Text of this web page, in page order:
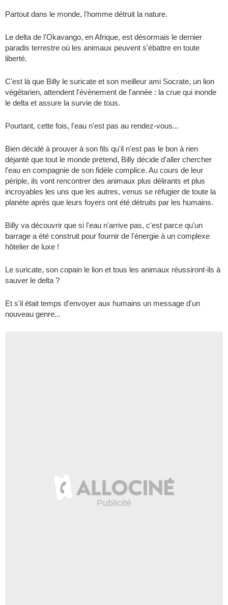
Partout dans le monde, l'homme détruit la nature.
Le delta de l'Okavango, en Afrique, est désormais le dernier
paradis terrestre où les animaux peuvent s'ébattre en toute
liberté.
C'est là que Billy le suricate et son meilleur ami Socrate, un lion
végétarien, attendent l'évènement de l'année : la crue qui inonde
le delta et assure la survie de tous.
Pourtant, cette fois, l'eau n'est pas au rendez-vous...
Bien décidé à prouver à son fils qu'il n'est pas le bon à rien
déjanté que tout le monde prétend, Billy décide d'aller chercher
l'eau en compagnie de son fidèle complice. Au cours de leur
périple, ils vont rencontrer des animaux plus délirants et plus
incroyables les uns que les autres, venus se réfugier de toute la
planète après que leurs foyers ont été détruits par les humains.
Billy va découvrir que si l'eau n'arrive pas, c'est parce qu'un
barrage a été construit pour fournir de l'énergie à un complexe
hôtelier de luxe !
Le suricate, son copain le lion et tous les animaux réussiront-ils à
sauver le delta ?
Et s'il était temps d'envoyer aux humains un message d'un
nouveau genre...